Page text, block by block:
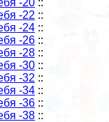
-20 ::
-22 ::
-24 ::
-26 ::
-28 ::
-30 ::
-32 ::
-34 ::
-36 ::
-38 ::